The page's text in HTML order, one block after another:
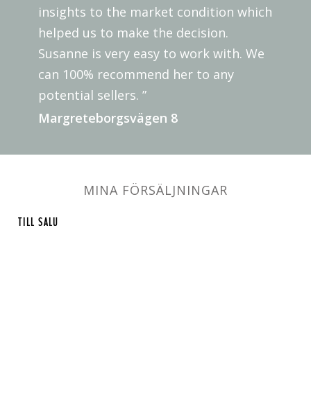
insights to the market condition which
helped us to make the decision.
Susanne is very easy to work with. We
can 100% recommend her to any
potential sellers. ”
Margreteborgsvägen 8
MINA FÖRSÄLJNINGAR
TILL SALU